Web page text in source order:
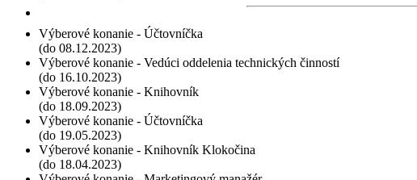
Výberové konanie - Účtovníčka
(do 08.12.2023)
Výberové konanie - Vedúci oddelenia technických činností
(do 16.10.2023)
Výberové konanie - Knihovník
(do 18.09.2023)
Výberové konanie - Účtovníčka
(do 19.05.2023)
Výberové konanie - Knihovník Klokočina
(do 18.04.2023)